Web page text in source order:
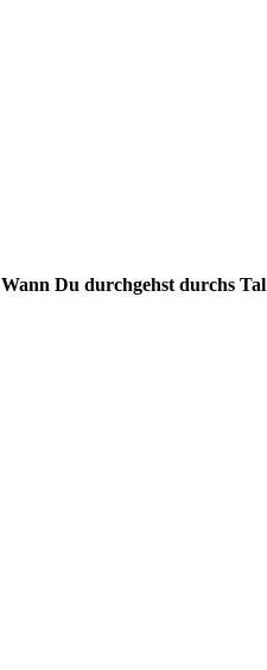
Wann Du durchgehst durchs Tal